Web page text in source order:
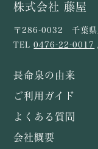
株式会社 藤屋
〒286-0032 千葉県
TEL0476-22-0017
長命泉の由来
ご利用ガイド
よくある質問
会社概要